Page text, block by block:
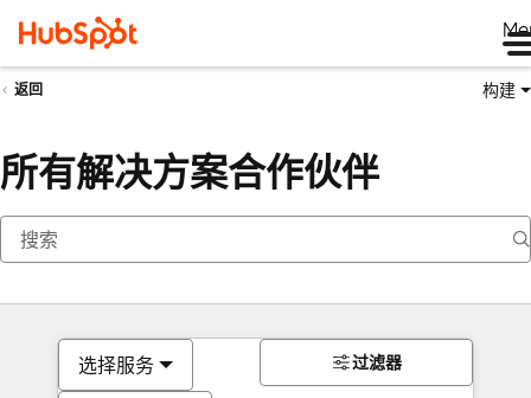
返回 构建
所有解决方案合作伙伴
选择服务 过滤器